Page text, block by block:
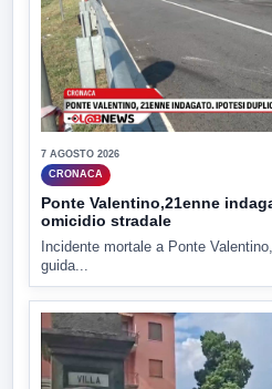
7 AGOSTO 2026
CRONACA
Ponte Valentino,21enne
omicidio stradale
Incidente mortale a Ponte
guida...